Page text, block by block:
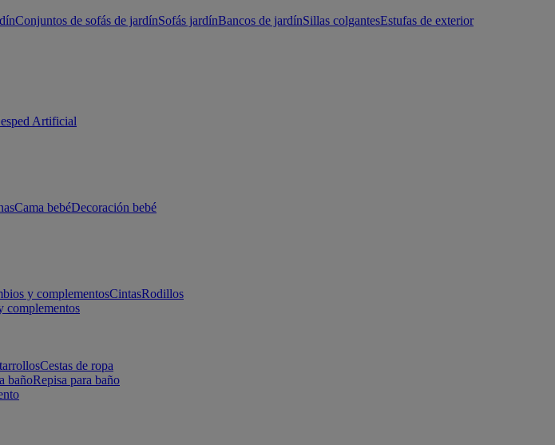
Conjuntos de sofás de jardínSofás jardínBancos de jardínSillas colgantesEstufas de exterior
Artificial
Cama bebéDecoración bebé
y complementosCintasRodillos
complementos
Cestas de ropa
bañoRepisa para baño